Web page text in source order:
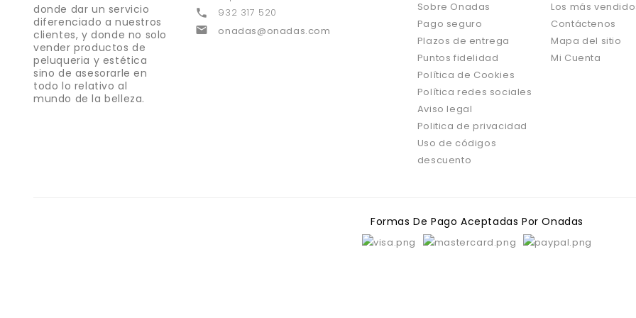
donde dar un servicio
diferenciado a nuestros
clientes, y donde no solo
vender productos de
peluqueria y estética
sino de asesorarle en
todo lo relativo al
mundo de la belleza.
 932 317 520
 onadas@onadas.com
Sobre Onadas
Pago seguro
Plazos de entrega
Puntos fidelidad
Política de Cookies
Política redes sociales
Aviso legal
Politica de privacidad
Uso de códigos
descuento
Los más
Contáctenos
Mapa del sitio
Mi Cuenta
Formas De Pago Aceptadas Por Onadas